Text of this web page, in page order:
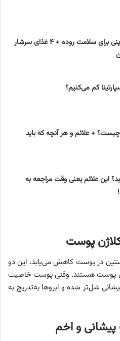
رژیم غذایی ژاپنی برای سلامت روده + ۴ غذای سرشار
کم می‌کنیم؟
+ علائم و هر آنچه که باید
این علائم یعنی وقت مراجعه به
پوست
در پوست کاهش می‌یابد. این دو
پوست هستند. وقتی پوست خاصیت
شل‌تر شده و ابروها به‌تدریج به
و اخم